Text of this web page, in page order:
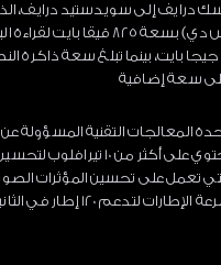
5 من هاردسك درايف إلى سويدستيد
سعة إضافية
المعالجات التقنية المسؤولة
البلايستيشن 5، والتي